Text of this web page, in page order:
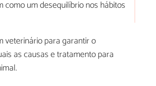
um desequilíbrio nos hábitos
veterinário para garantir o
as causas e tratamento para